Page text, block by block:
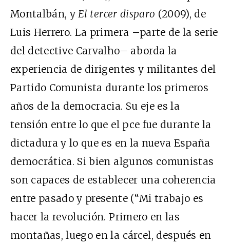
Montalbán, yEl tercer disparo (2009), de
Luis Herrero. La primera –parte de la serie
del detective Carvalho– aborda la
experiencia de dirigentes y militantes del
Partido Comunista durante los primeros
años de la democracia. Su eje es la
tensión entre lo que el pce fue durante la
dictadura y lo que es en la nueva España
democrática. Si bien algunos comunistas
son capaces de establecer una coherencia
entre pasado y presente (“Mi trabajo es
hacer la revolución. Primero en las
montañas, luego en la cárcel, después en